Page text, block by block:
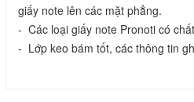
giấy note lên các mặt phẳng.
-  Các loại giấy note Pronoti có